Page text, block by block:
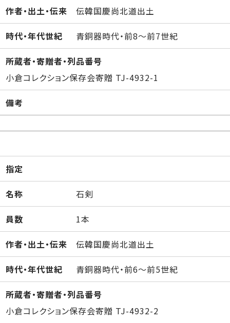
作者・出土・伝来 伝韓国慶尚北道出土
時代・年代世紀 青銅器時代・前8～前7世紀
所蔵者・寄贈者・列品番号
小倉コレクション保存会寄贈 TJ-4932-1
備考
指定
名称 石剣
員数 1本
作者・出土・伝来 伝韓国慶尚北道出土
時代・年代世紀 青銅器時代・前6～前5世紀
所蔵者・寄贈者・列品番号
小倉コレクション保存会寄贈 TJ-4932-2